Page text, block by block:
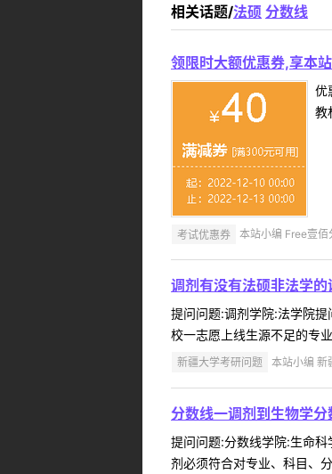
相关话题/法硕 分数线
领限时大额优惠券,享本
优
教
考试优惠券 本站小编 Free壹
调剂有没有法硕非法学
提问问题:调剂学院:法学院
校一志愿上线生源不足的专
新疆大学考研问题 本站小编
分数线一调剂到生物学
提问问题:分数线学院:生命
剂必须符合对专业、科目、